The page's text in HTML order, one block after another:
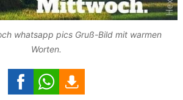
whatsapp pics Gruß-Bild mit warmen
Worten.